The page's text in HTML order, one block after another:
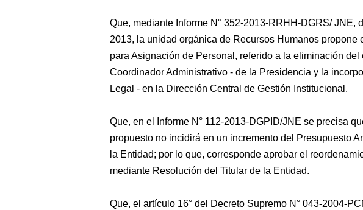
Que, mediante Informe N° 352-2013-RRHH-DGRS/ JNE,
2013, la unidad orgánica de Recursos Humanos propone
para Asignación de Personal, referido a la eliminación del
Coordinador Administrativo - de la Presidencia y la
Legal - en la Dirección Central de Gestión Institucional.
Que, en el Informe N° 112-2013-DGPID/JNE se precisa
propuesto no incidirá en un incremento del Presupuesto
la Entidad; por lo que, corresponde aprobar el
mediante Resolución del Titular de la Entidad.
Que, el artículo 16° del Decreto Supremo N° 043-2004-